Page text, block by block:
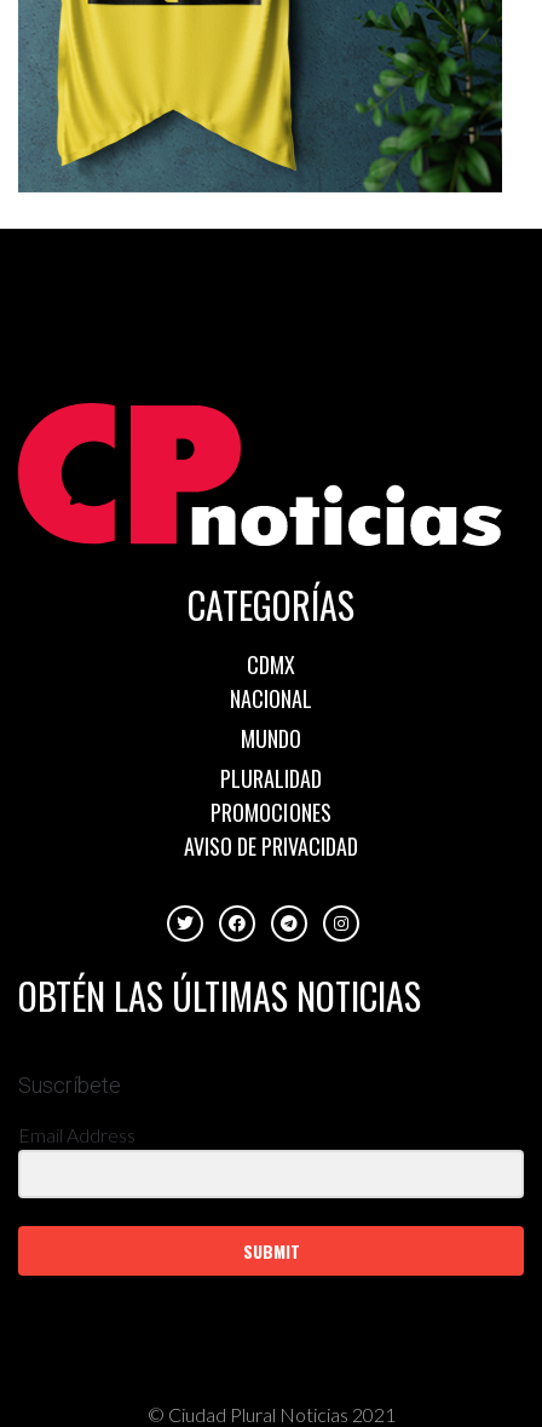
CATEGORÍAS
CDMX
NACIONAL
MUNDO
PLURALIDAD
PROMOCIONES
AVISO DE PRIVACIDAD
OBTÉN LAS ÚLTIMAS NOTICIAS
Suscríbete
Email Address
SUBMIT
© Ciudad Plural Noticias 2021